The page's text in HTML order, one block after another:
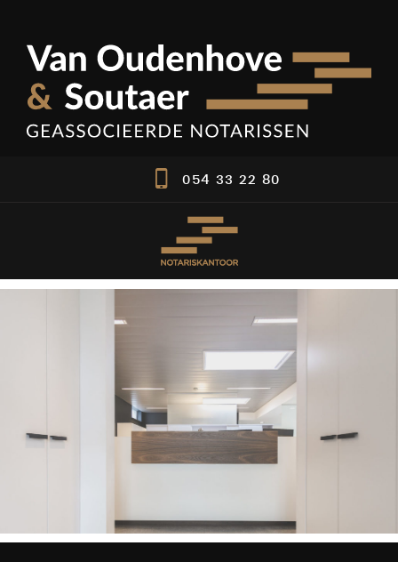
054 33 22 80